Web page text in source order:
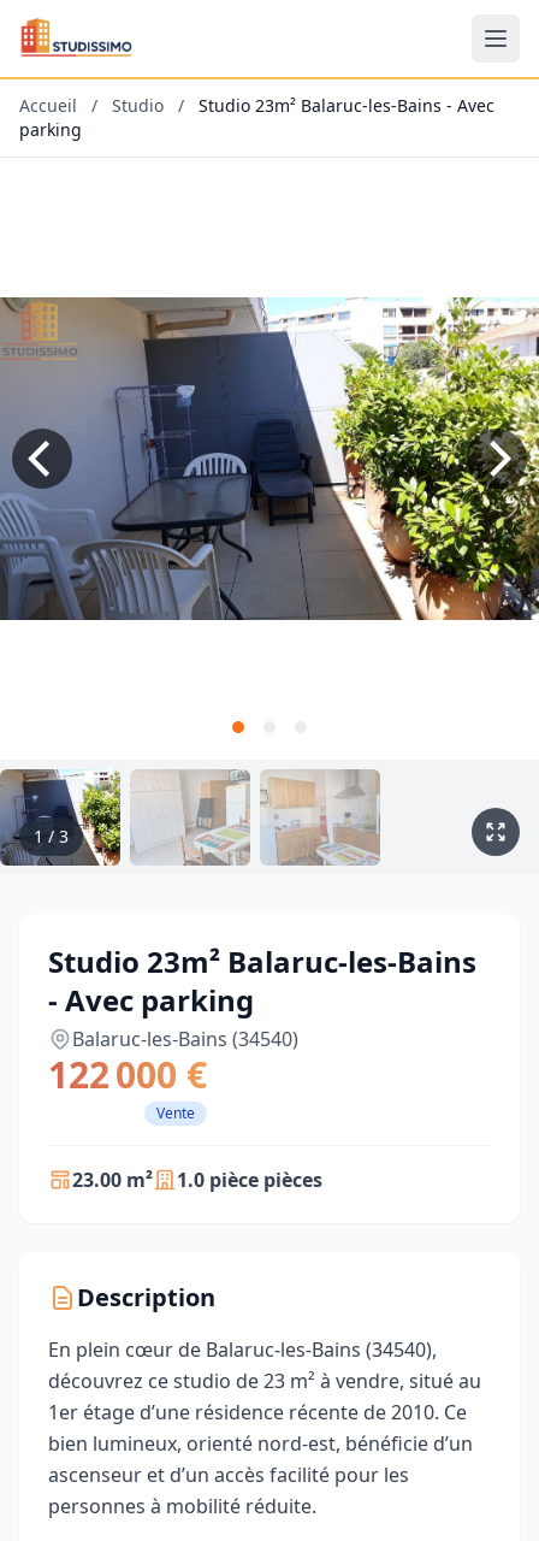
Accueil / Studio /
Studio 23m² Balaruc-les-Bains - Avec
parking
1 / 3
Studio 23m² Balaruc-les-Bains
- Avec parking
Balaruc-les-Bains (34540)
122 000 €
Vente
23.00 m² 1.0 pièce pièces
Description
En plein cœur de Balaruc-les-Bains (34540),
découvrez ce studio de 23 m² à vendre, situé au
1er étage d’une résidence récente de 2010. Ce
bien lumineux, orienté nord-est, bénéficie d’un
ascenseur et d’un accès facilité pour les
personnes à mobilité réduite.